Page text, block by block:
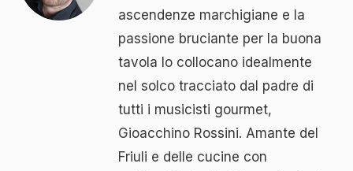
ascendenze marchigiane e la
passione bruciante per la buona
tavola lo collocano idealmente
nel solco tracciato dal padre di
tutti i musicisti gourmet,
Gioacchino Rossini. Amante del
Friuli e delle cucine con